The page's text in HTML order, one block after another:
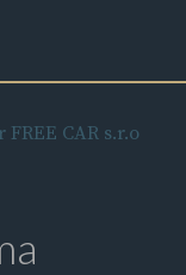
CAR s.r.o